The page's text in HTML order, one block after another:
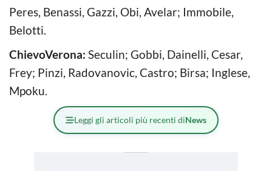
Peres, Benassi, Gazzi, Obi, Avelar; Immobile,
Belotti.
ChievoVerona: Seculin; Gobbi, Dainelli, Cesar,
Frey; Pinzi, Radovanovic, Castro; Birsa; Inglese,
Mpoku.
Leggi gli articoli più recenti diNews